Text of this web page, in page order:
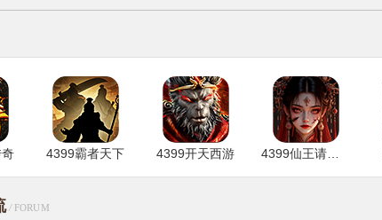
4399霸者天下 4399开天西游
/ FORUM